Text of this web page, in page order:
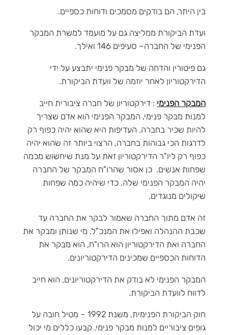
בין היתר, הם בודקים מסמכים ודוחות כספיים.
ועדת הביקורת ממליצה גם על מועמד למשרת המבקר
הפנימי של החברה– סעיפים 146 ואילך.
גם פיטורין והדחה של מבקר פנימי יתבצע על ידי
הדירקטוריון לאחר יוזמה של וועדת הביקורת.
המבקר הפנימי : דירקטוריון של חברה ציבורית חייב
למנות מבקר פנימי, המבקר הפנימי הוא אדם שצריך
להיות שכיר בחברה. העדיפות היא שהוא יהיה כפוף רק
לדרגות הכי גבוהות בחברה, הרצוי ביותר זה שהוא יהיה
כפוף רק ליו"ר הדירקטוריון זאת על מנת שיחשוש מכמה
שפחות אנשים. כן אסור שהרו"ח המבקר של החברה
יהיה המבקר הפנימי שלה. כדי שיהיה כמה שפחות
שיקולים מנוגדים.
זה אדם מתוך החברה שאמור לבקר את החברה עד
שכבת ההנהלה ואפילו את המנכ"ל. מי שנותן ומבקר את
החברה ואת הדירקטוריון הוא הרו"ח, הוא מבקר את
הדוחות הכספיים שמכינים הדירקטוריונים.
המבקר הפנימי לא בודק את הדירקטוריונים, הוא חייב
לדווח לוועדת הביקורת.
חוק הביקורת הפנימית, משנת 1992 – מטיל חובה על
גופים ציבוריים למנות מבקר פנימי. קבעו כללים מי יכול